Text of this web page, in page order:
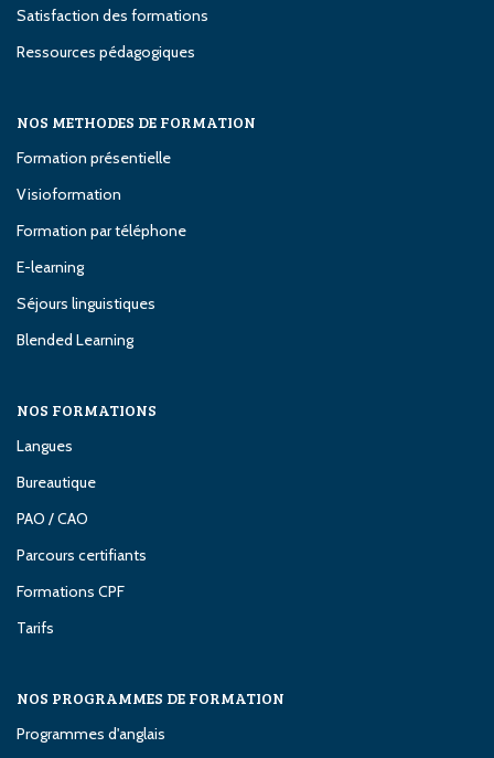
Satisfaction des formations
Ressources pédagogiques
NOS METHODES DE FORMATION
Formation présentielle
Visioformation
Formation par téléphone
E-learning
Séjours linguistiques
Blended Learning
NOS FORMATIONS
Langues
Bureautique
PAO / CAO
Parcours certifiants
Formations CPF
Tarifs
NOS PROGRAMMES DE FORMATION
Programmes d'anglais